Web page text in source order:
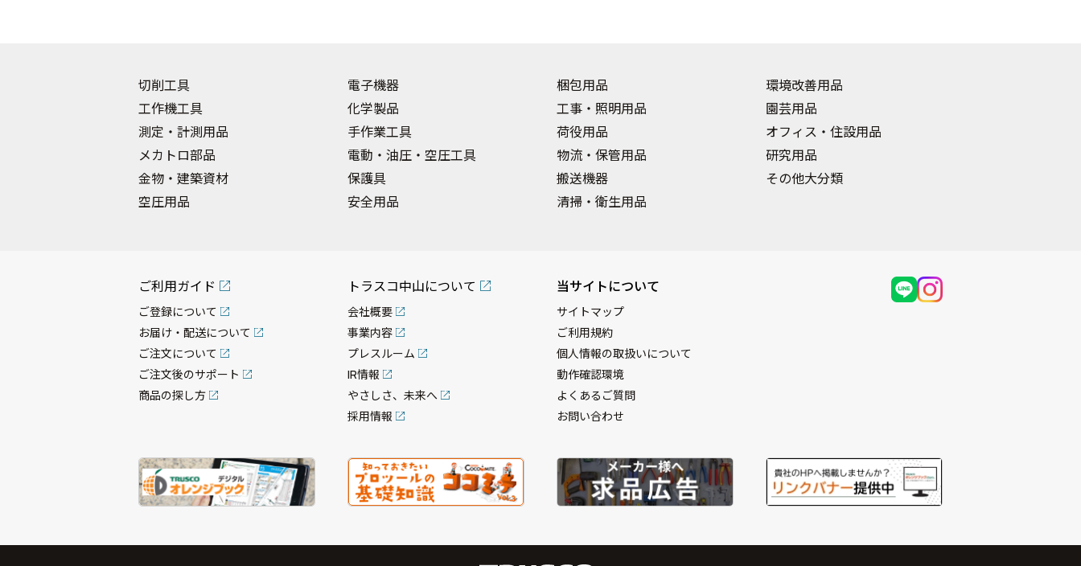
切削工具
工作機工具
測定・計測用品
メカトロ部品
金物・建築資材
空圧用品
電子機器
化学製品
手作業工具
電動・油圧・空圧工具
保護具
安全用品
梱包用品
工事・照明用品
荷役用品
物流・保管用品
搬送機器
清掃・衛生用品
環境改善用品
園芸用品
オフィス・住設用品
研究用品
その他大分類
ご利用ガイド
ご登録について
お届け・配送について
ご注文について
ご注文後のサポート
商品の探し方
トラスコ中山について
会社概要
事業内容
プレスルーム
IR情報
やさしさ、未来へ
採用情報
当サイトについて
サイトマップ
ご利用規約
個人情報の取扱いについて
動作確認環境
よくあるご質問
お問い合わせ